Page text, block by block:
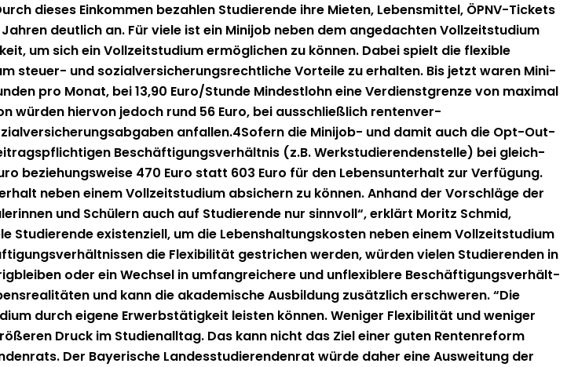
dieses Einkom­men bezahlen Studierende ihre Mieten, Lebens­mit­tel, ÖPNV-Tick­­ets
deut­lich an. Für viele ist ein Mini­job neben dem angedacht­en Vol­lzeit­studi­um
um sich ein Vol­lzeit­studi­um ermöglichen zu kön­nen. Dabei spielt die flex­i­ble
steuer- und sozialver­sicherungsrechtliche Vorteile zu erhal­ten. Bis jet­zt waren Mini­
pro Monat, bei 13,90 Euro/Stunde Min­dest­lohn eine Ver­di­en­st­gren­ze von max­i­mal
wür­den hier­von jedoch rund 56 Euro, bei auss­chließlich renten­ver­
anfall­en.4Sofern die Mini­job- und damit auch die Opt-Out-
Beschäf­ti­gungsver­hält­nis (z.B. Werk­studieren­den­stelle) bei gle­ich­
beziehungsweise 470 Euro statt 603 Euro für den Leben­sun­ter­halt zur Ver­fü­gung.
neben einem Vol­lzeit­studi­um absich­ern zu kön­nen. Anhand der Vorschläge der
und Schülern auch auf Studierende nur sin­nvoll“, erk­lärt Moritz Schmid,
Studierende exis­ten­ziell, um die Leben­shal­tungskosten neben einem Vol­lzeit­studi­um
die Flex­i­bil­ität gestrichen wer­den, wür­den vie­len Studieren­den in
oder ein Wech­sel in umfan­gre­ichere und unflex­i­blere Beschäf­ti­gungsver­hält­
und kann die akademis­che Aus­bil­dung zusät­zlich erschw­eren. “Die
durch eigene Erwerb­stätigkeit leis­ten kön­nen. Weniger Flex­i­bil­ität und weniger
Druck im Stu­di­en­all­t­ag. Das kann nicht das Ziel ein­er guten Renten­re­form
Der Bay­erische Lan­desstudieren­den­rat würde daher eine Ausweitung der